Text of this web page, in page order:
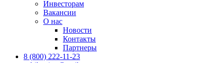
Инвесторам
Вакансии
О нас
Новости
Контакты
Партнеры
8 (800) 222-11-23